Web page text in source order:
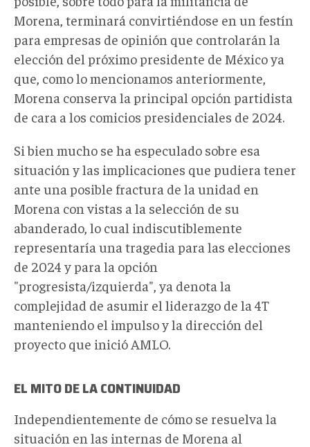
Morena, terminará convirtiéndose en un festín
para empresas de opinión que controlarán la
elección del próximo presidente de México ya
que, como lo mencionamos anteriormente,
Morena conserva la principal opción partidista
de cara a los comicios presidenciales de 2024.
Si bien mucho se ha especulado sobre esa
situación y las implicaciones que pudiera tener
ante una posible fractura de la unidad en
Morena con vistas a la selección de su
abanderado, lo cual indiscutiblemente
representaría una tragedia para las elecciones
de 2024 y para la opción
"progresista/izquierda", ya denota la
complejidad de asumir el liderazgo de la 4T
manteniendo el impulso y la dirección del
proyecto que inició AMLO.
EL MITO DE LA CONTINUIDAD
Independientemente de cómo se resuelva la
situación en las internas de Morena al